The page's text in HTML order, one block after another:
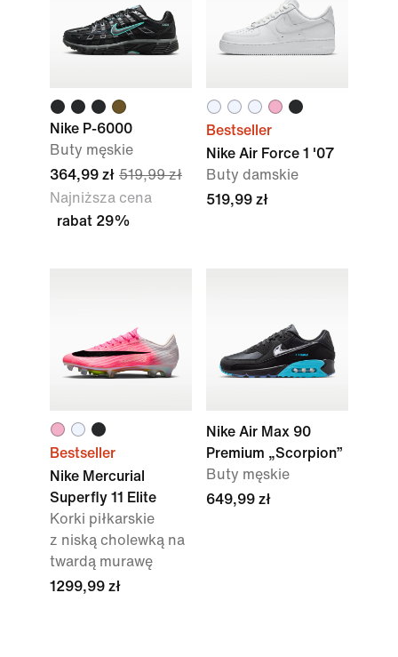
Nike P-6000
Buty męskie
364,99 zł 519,99 zł
Najniższa cena
rabat 29%
Bestseller
Nike Air Force 1 '07
Buty damskie
519,99 zł
Bestseller
Nike Mercurial
Superfly 11 Elite
Korki piłkarskie
z niską cholewką na
twardą murawę
1299,99 zł
Nike Air Max 90
Premium „Scorpion”
Buty męskie
649,99 zł